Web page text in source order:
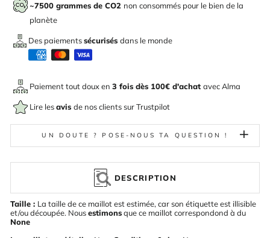
~7500 grammes de CO2 non consommés pour le bien de la
planète
Des paiementssécurisés dans le monde
Paiement tout doux en 3 fois dès 100€ d'achat avecAlma
Lire lesavis de nos clients sur Trustpilot
UN DOUTE ? POSE-NOUS TA QUESTION !
DESCRIPTION
Taille : La taille de ce maillot est estimée, car son étiquette est illisible
et/ou découpée. Nousestimonsque ce maillot correspondond à du
None